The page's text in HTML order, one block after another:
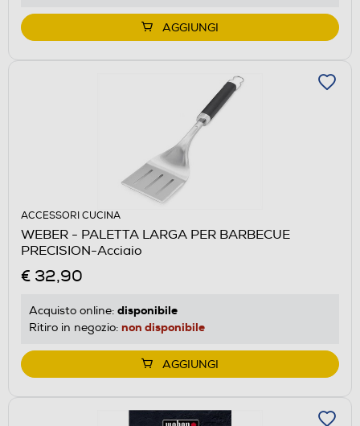
AGGIUNGI
ACCESSORI CUCINA
WEBER - PALETTA LARGA PER BARBECUE
PRECISION-Acciaio
€ 32,90
Acquisto online: disponibile
Ritiro in negozio: non disponibile
AGGIUNGI